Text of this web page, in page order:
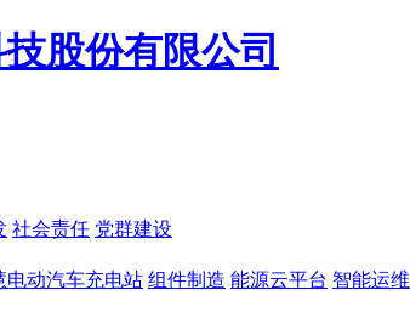
社会责任 党群建设
电动汽车充电站 组件制造 能源云平台 智能运维